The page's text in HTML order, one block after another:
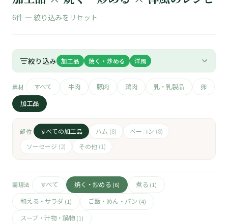
🐄
🐷
🍗
6件 — 絞り込みをリセット
絞り込み 加工品 焼く・炒める 洋風
素材 すべて 牛肉 豚肉 鶏肉 乳・乳製品
卵
加工品
部位 すべての加工品 ハム (8) ベーコン (8)
ソーセージ (2) その他 (1)
調理法 すべて 焼く・炒める (6) 煮る (1)
和える・サラダ (1) ご飯・めん・パン (4)
スープ・汁物・鍋物 (1)